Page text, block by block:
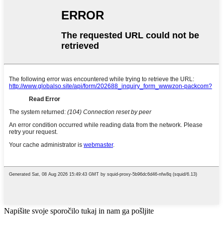
Napišite svoje sporočilo tukaj in nam ga pošljite